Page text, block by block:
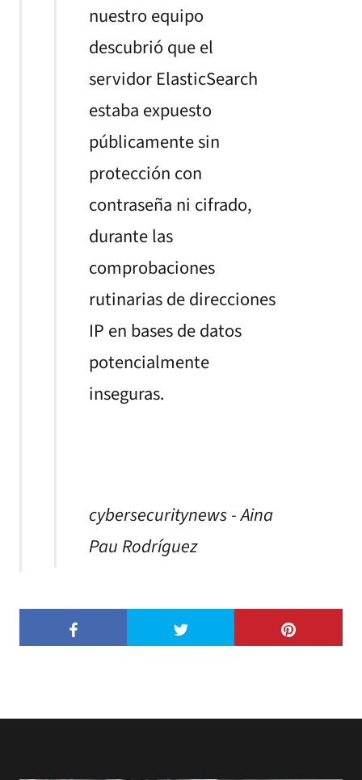
nuestro equipo
descubrió que el
servidor ElasticSearch
estaba expuesto
públicamente sin
protección con
contraseña ni cifrado,
durante las
comprobaciones
rutinarias de direcciones
IP en bases de datos
potencialmente
inseguras.
cybersecuritynews - Aina
Pau Rodríguez